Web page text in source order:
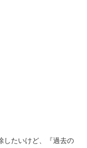
したいけど、『過去の